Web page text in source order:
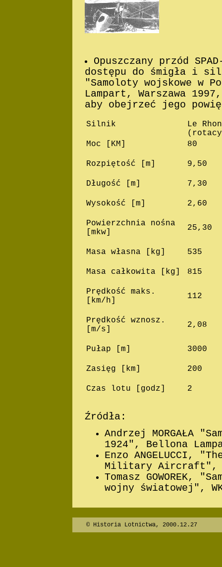
Opuszczany przód
dostępu do śmigła i
"Samoloty wojskowe w
Lampart, Warszawa
aby obejrzeć jego
Silnik
Le
Moc [KM]
80
Rozpiętość [m] 9,50
Długość [m] 7,30
Wysokość [m] 2,60
Powierzchnia nośna
[mkw]
25,30
Masa własna [kg] 535
Masa całkowita [kg] 815
Prędkość maks.
[km/h]
112
Prędkość wznosz.
[m/s]
2,08
Pułap [m] 3000
Zasięg [km] 200
Czas lotu [godz] 2
Źródła:
Andrzej MORGAŁA
1924", Bellona
Enzo ANGELUCCI,
Military Aircraft",
Tomasz GOWOREK,
wojny światowej",
© Historia Lotnictwa, 2000.12.27